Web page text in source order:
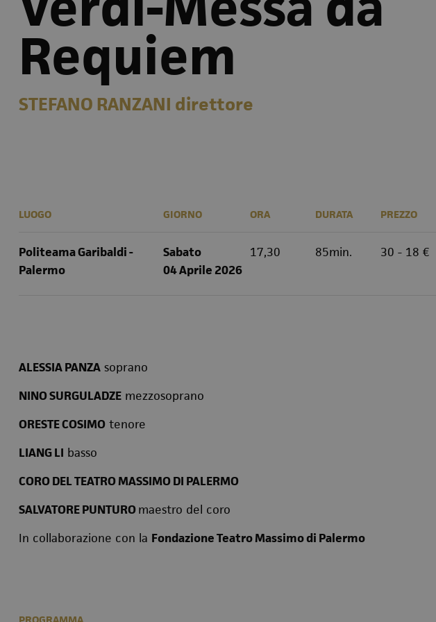
Requiem
STEFANO RANZANI direttore
LUOGO
Politeama Garibaldi -
Palermo
GIORNO ORA DURATA PREZZO
Sabato
04 Aprile 2026
17,30 85min. 30 - 18 €
ALESSIA PANZAsoprano
NINO SURGULADZEmezzosoprano
ORESTE COSIMOtenore
LIANG LI basso
CORO DEL TEATRO MASSIMO DI PALERMO
SALVATORE PUNTUROmaestro del coro
In collaborazione con la Fondazione Teatro Massimo di Palermo